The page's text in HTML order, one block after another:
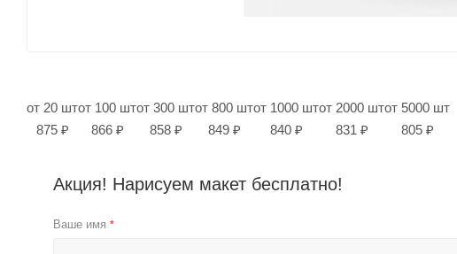
от 20 шт
875 ₽
от 100 шт
866 ₽
от 300 шт
858 ₽
от 800 шт
849 ₽
от 1000 шт
840 ₽
от 2000 шт
831 ₽
от 5000 шт
805 ₽
Акция! Нарисуем макет бесплатно!
Ваше имя *